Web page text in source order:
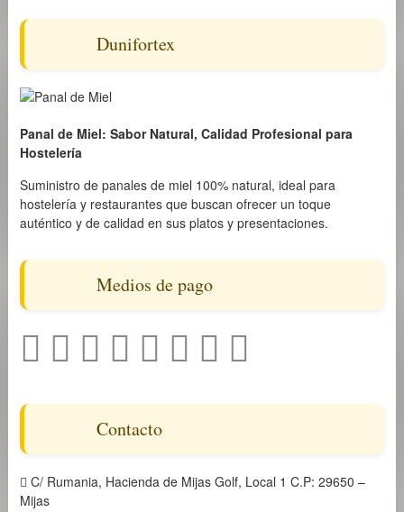
Dunifortex
Panal de Miel: Sabor Natural, Calidad Profesional para
Hostelería
Suministro de panales de miel 100% natural, ideal para
hostelería y restaurantes que buscan ofrecer un toque
auténtico y de calidad en sus platos y presentaciones.
Medios de pago
Contacto
C/ Rumania, Hacienda de Mijas Golf, Local 1 C.P: 29650 –
Mijas